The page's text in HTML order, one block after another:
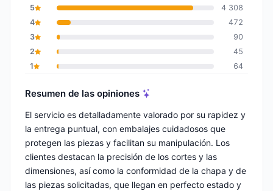
5
4 308
4
472
3
90
2
45
1
64
Resumen de las opiniones
El servicio es detalladamente valorado por su rapidez y
la entrega puntual, con embalajes cuidadosos que
protegen las piezas y facilitan su manipulación. Los
clientes destacan la precisión de los cortes y las
dimensiones, así como la conformidad de la chapa y de
las piezas solicitadas, que llegan en perfecto estado y